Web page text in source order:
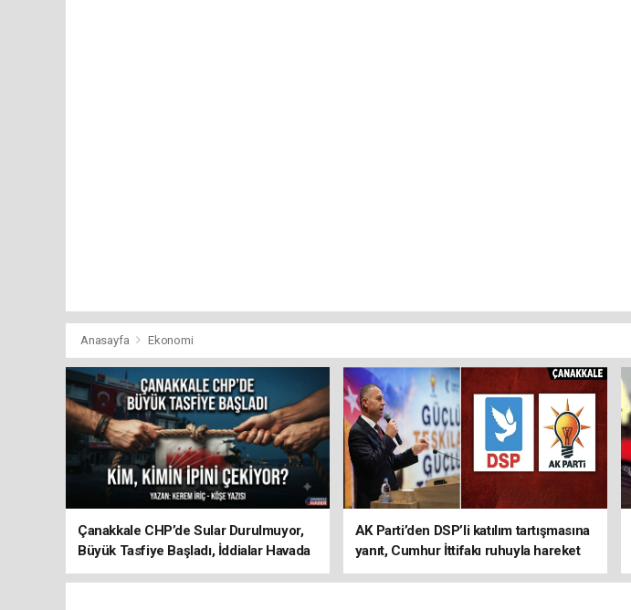
Anasayfa Ekonomi
Çanakkale CHP’de Sular Durulmuyor,
Büyük Tasfiye Başladı, İddialar Havada
Uçuşuyor
AK Parti’den DSP’li katılım tartışmasına
yanıt, Cumhur İttifakı ruhuyla hareket
ediyoruz